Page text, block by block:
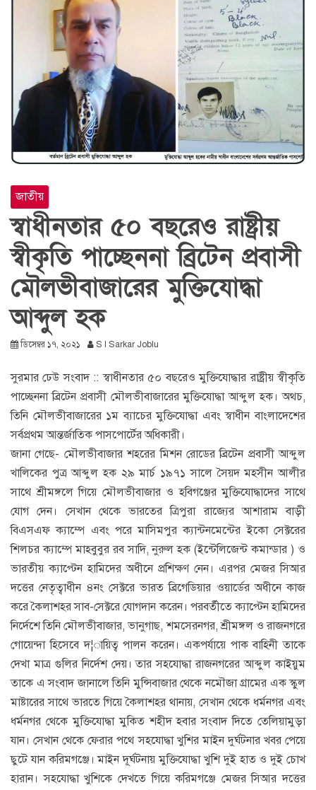
জাতীয়
স্বাধীনতার ৫০ বছরেও রাষ্ট্রীয়
স্বীকৃতি পাচ্ছেননা ব্রিটেন প্রবাসী
মৌলভীবাজারের মুক্তিযোদ্ধা
আব্দুল হক
ডিসেম্বর ১৭, ২০২১ S I Sarkar Joblu
সুরমার ঢেউ সংবাদ :: স্বাধীনতার ৫০ বছরেও মুক্তিযোদ্ধার রাষ্ট্রীয় স্বীকৃতি
পাচ্ছেননা ব্রিটেন প্রবাসী মৌলভীবাজারের মুক্তিযোদ্ধা আব্দুল হক। অথচ,
তিনি মৌলভীবাজারের ১ম ব্যাচের মুক্তিযোদ্ধা এবং স্বাধীন বাংলাদেশের
সর্বপ্রথম আন্তর্জাতিক পাসপোর্টের অধিকারী।
জানা গেছে- মৌলভীবাজার শহরের মিশন রোডের ব্রিটেন প্রবাসী আব্দুল
খালিকের পুত্র আব্দুল হক ২৯ মার্চ ১৯৭১ সালে সৈয়দ মহসীন আলীর
সাথে শ্রীমঙ্গলে গিয়ে মৌলভীবাজার ও হবিগঞ্জের মুক্তিযোদ্ধাদের সাথে
যোগ দেন। সেখান থেকে ভারতের ত্রিপুরা রাজ্যের আশারাম বাড়ী
বিএসএফ ক্যাম্পে এবং পরে মাসিমপুর ক্যান্টনমেন্টের ইকো সেক্টরের
শিলচর ক্যাম্পে মাহবুবুর রব সাদি, নুরুল হক (ইন্টেলিজেন্ট কমান্ডার ) ও
ভারতীয় ক্যাপ্টেন হামিদের অধীনে প্রশিক্ষণ নেন। এরপর মেজর সিআর
দত্তের নেতৃত্বাধীন ৪নং সেক্টরে ভারত ব্রিগেডিয়ার ওয়ার্ডের অধীনে কাজ
করে কৈলাশহর সাব-সেক্টরে যোগদান করেন। পরবর্তীতে ক্যাপ্টেন হামিদের
নির্দেশে তিনি মৌলভীবাজার, ভানুগাছ, শমসেরনগর, শ্রীমঙ্গল ও রাজনগরে
গোয়েন্দা হিসেবে দ¦ায়িত্ব পালন করেন। একপর্যায়ে পাক বাহিনী তাকে
দেখা মাত্র গুলির নির্দেশ দেয়। তার সহযোদ্ধা রাজনগরের আব্দুল কাইয়ুম
তাকে এ সংবাদ জানালে তিনি মুন্সিবাজার থেকে নমৌজা গ্রামের এক স্কুল
মাষ্টারের সাথে ভারতে গিয়ে কৈলাশহর থানায়, সেখান থেকে ধর্মনগর এবং
ধর্মনগর থেকে মুক্তিযোদ্ধা মুকিত শহীদ হবার সংবাদ দিতে তেলিয়ামুড়া
যান। সেখান থেকে ফেরার পথে সহযোদ্ধা খুশির মাইন দুর্ঘটনার খবর পেয়ে
ছুটে যান করিমগঞ্জে। মাইন দূর্ঘটনায় মুক্তিযোদ্ধা খুশি দুই হাত ও দুই চোখ
হারান। সহযোদ্ধা খুশিকে দেখতে গিয়ে করিমগঞ্জে মেজর সিআর দত্তের